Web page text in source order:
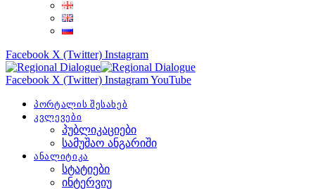
Facebook X (Twitter) Instagram
Facebook X (Twitter) InstagramYouTube
პორტალის შესახებ
კვლევები
პუბლიკაციები
სამუშაო ანგარიში
ანალიტიკა
სტატიები
ინტერვიუ